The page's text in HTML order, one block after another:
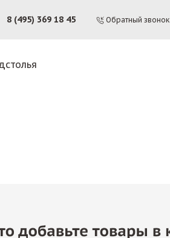
8 (495) 369 18 45 Обратный звонок